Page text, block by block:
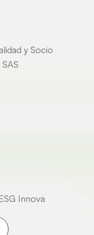
y Socio
Innova